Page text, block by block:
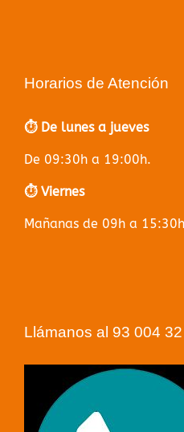
Horarios de Atención
⏱️ De lunes a jueves
De 09:30h a 19:00h.
⏱️ Viernes
Mañanas de 09h a
Llámanos al 93 004